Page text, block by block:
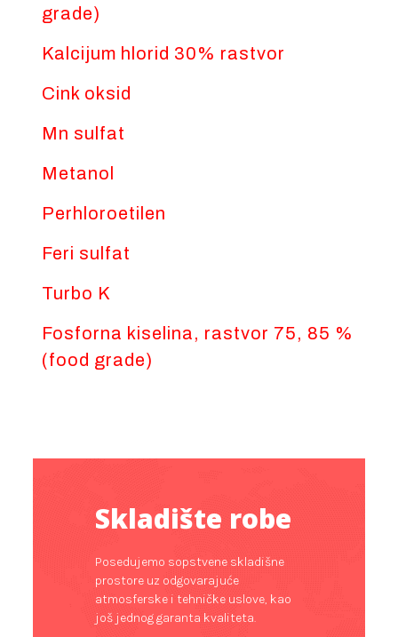
grade)
Kalcijum hlorid 30% rastvor
Cink oksid
Mn sulfat
Metanol
Perhloroetilen
Feri sulfat
Turbo K
Fosforna kiselina, rastvor 75, 85 %
(food grade)
Skladište robe
Posedujemo sopstvene skladišne
prostore uz odgovarajuće
atmosferske i tehničke uslove, kao
još jednog garanta kvaliteta.